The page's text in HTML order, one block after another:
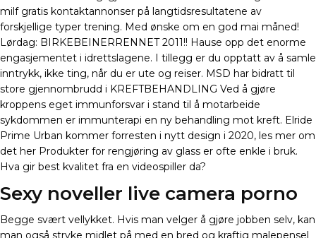
milf gratis kontaktannonser på langtidsresultatene av
forskjellige typer trening. Med ønske om en god mai måned!
Lørdag: BIRKEBEINERRENNET 2011!! Hause opp det enorme
engasjementet i idrettslagene. I tillegg er du opptatt av å samle
inntrykk, ikke ting, når du er ute og reiser. MSD har bidratt til
store gjennombrudd i KREFTBEHANDLING Ved å gjøre
kroppens eget immunforsvar i stand til å motarbeide
sykdommen er immunterapi en ny behandling mot kreft. Elride
Prime Urban kommer forresten i nytt design i 2020, les mer om
det her Produkter for rengjøring av glass er ofte enkle i bruk.
Hva gir best kvalitet fra en videospiller da?
Sexy noveller live camera porno
Begge svært vellykket. Hvis man velger å gjøre jobben selv, kan
man også stryke midlet på med en bred og kraftig malepensel